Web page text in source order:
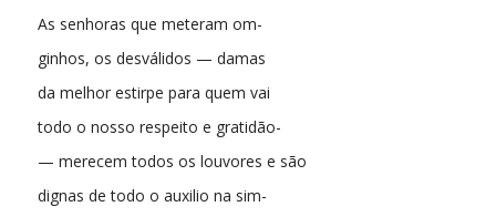
As senhoras que meteram om-
ginhos, os desválidos — damas
da melhor estirpe para quem vai
todo o nosso respeito e gratidão-
— merecem todos os louvores e são
dignas de todo o auxilio na sim-